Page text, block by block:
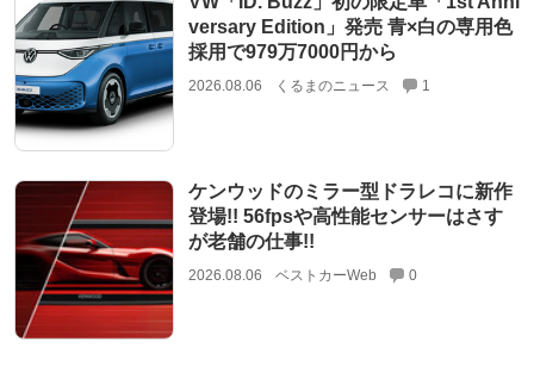
versary Edition」発売 青×白の専用色
採用で979万7000円から
2026.08.06 くるまのニュース 1
ケンウッドのミラー型ドラレコに新作
登場!! 56fpsや高性能センサーはさす
が老舗の仕事!!
2026.08.06 ベストカーWeb 0